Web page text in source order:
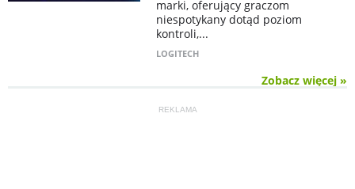
marki, oferujący graczom
niespotykany dotąd poziom
kontroli,...
LOGITECH
Zobacz więcej »
REKLAMA